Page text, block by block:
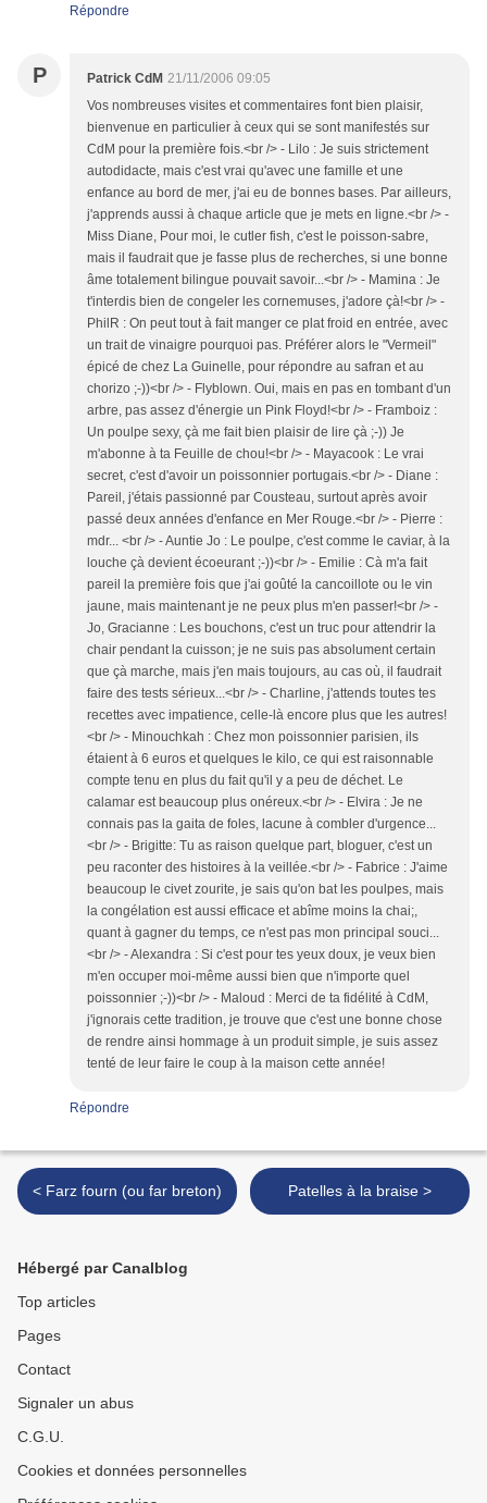
Répondre
P Patrick CdM 21/11/2006 09:05
Vos nombreuses visites et commentaires font bien plaisir,
bienvenue en particulier à ceux qui se sont manifestés sur
CdM pour la première fois.<br /> - Lilo : Je suis strictement
autodidacte, mais c'est vrai qu'avec une famille et une
enfance au bord de mer, j'ai eu de bonnes bases. Par ailleurs,
j'apprends aussi à chaque article que je mets en ligne.<br /> -
Miss Diane, Pour moi, le cutler fish, c'est le poisson-sabre,
mais il faudrait que je fasse plus de recherches, si une bonne
âme totalement bilingue pouvait savoir...<br /> - Mamina : Je
t'interdis bien de congeler les cornemuses, j'adore çà!<br /> -
PhilR : On peut tout à fait manger ce plat froid en entrée, avec
un trait de vinaigre pourquoi pas. Préférer alors le "Vermeil"
épicé de chez La Guinelle, pour répondre au safran et au
chorizo ;-))<br /> - Flyblown. Oui, mais en pas en tombant d'un
arbre, pas assez d'énergie un Pink Floyd!<br /> - Framboiz :
Un poulpe sexy, çà me fait bien plaisir de lire çà ;-)) Je
m'abonne à ta Feuille de chou!<br /> - Mayacook : Le vrai
secret, c'est d'avoir un poissonnier portugais.<br /> - Diane :
Pareil, j'étais passionné par Cousteau, surtout après avoir
passé deux années d'enfance en Mer Rouge.<br /> - Pierre :
mdr... <br /> - Auntie Jo : Le poulpe, c'est comme le caviar, à la
louche çà devient écoeurant ;-))<br /> - Emilie : Cà m'a fait
pareil la première fois que j'ai goûté la cancoillote ou le vin
jaune, mais maintenant je ne peux plus m'en passer!<br /> -
Jo, Gracianne : Les bouchons, c'est un truc pour attendrir la
chair pendant la cuisson; je ne suis pas absolument certain
que çà marche, mais j'en mais toujours, au cas où, il faudrait
faire des tests sérieux...<br /> - Charline, j'attends toutes tes
recettes avec impatience, celle-là encore plus que les autres!
<br /> - Minouchkah : Chez mon poissonnier parisien, ils
étaient à 6 euros et quelques le kilo, ce qui est raisonnable
compte tenu en plus du fait qu'il y a peu de déchet. Le
calamar est beaucoup plus onéreux.<br /> - Elvira : Je ne
connais pas la gaita de foles, lacune à combler d'urgence...
<br /> - Brigitte: Tu as raison quelque part, bloguer, c'est un
peu raconter des histoires à la veillée.<br /> - Fabrice : J'aime
beaucoup le civet zourite, je sais qu'on bat les poulpes, mais
la congélation est aussi efficace et abîme moins la chai;,
quant à gagner du temps, ce n'est pas mon principal souci...
<br /> - Alexandra : Si c'est pour tes yeux doux, je veux bien
m'en occuper moi-même aussi bien que n'importe quel
poissonnier ;-))<br /> - Maloud : Merci de ta fidélité à CdM,
j'ignorais cette tradition, je trouve que c'est une bonne chose
de rendre ainsi hommage à un produit simple, je suis assez
tenté de leur faire le coup à la maison cette année!
Répondre
< Farz fourn (ou far breton) Patelles à la braise >
Hébergé par Canalblog
Top articles
Pages
Contact
Signaler un abus
C.G.U.
Cookies et données personnelles